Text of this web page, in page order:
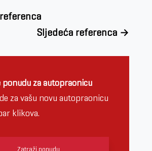
Sljedeća referenca →
ponudu za autopraonicu
za vašu novu autopraonicu
klikova.
Zatraži ponudu